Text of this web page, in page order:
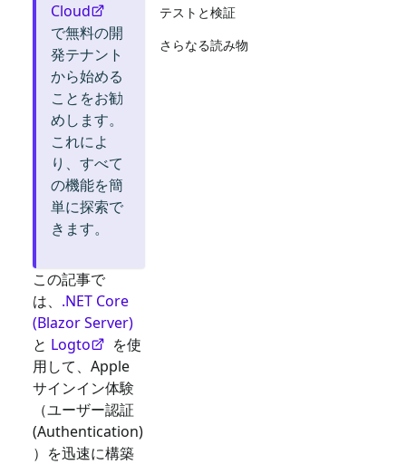
Cloud
で無料の開
発テナント
から始める
ことをお勧
めします。
これによ
り、すべて
の機能を簡
単に探索で
きます。
この記事で
は、 .NET Core
(Blazor Server)
と Logto
を使
用して、 Apple
サインイン体験
（ユーザー認証
(Authentication)
）を迅速に構築
テストと検証
さらなる読み物